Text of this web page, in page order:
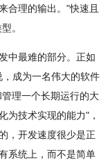
合理的输出。"快速且
。
中最难的部分。正如
成为一名伟大的软件
理一个长期运行的大
为技术实现的能力"，
，开发速度很少是正
系统上，而不是简单